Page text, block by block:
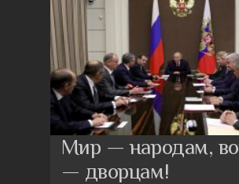
Мир — народам,
— дворцам!